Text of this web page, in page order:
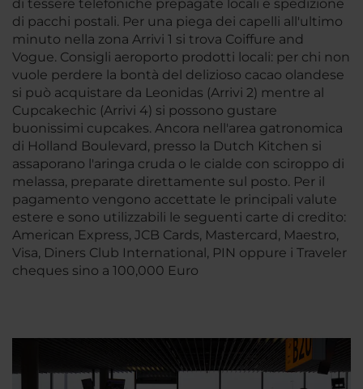
di tessere telefoniche prepagate locali e spedizione
di pacchi postali. Per una piega dei capelli all'ultimo
minuto nella zona Arrivi 1 si trova Coiffure and
Vogue. Consigli aeroporto prodotti locali: per chi non
vuole perdere la bontà del delizioso cacao olandese
si può acquistare da Leonidas (Arrivi 2) mentre al
Cupcakechic (Arrivi 4) si possono gustare
buonissimi cupcakes. Ancora nell'area gatronomica
di Holland Boulevard, presso la Dutch Kitchen si
assaporano l'aringa cruda o le cialde con sciroppo di
melassa, preparate direttamente sul posto. Per il
pagamento vengono accettate le principali valute
estere e sono utilizzabili le seguenti carte di credito:
American Express, JCB Cards, Mastercard, Maestro,
Visa, Diners Club International, PIN oppure i Traveler
cheques sino a 100,000 Euro